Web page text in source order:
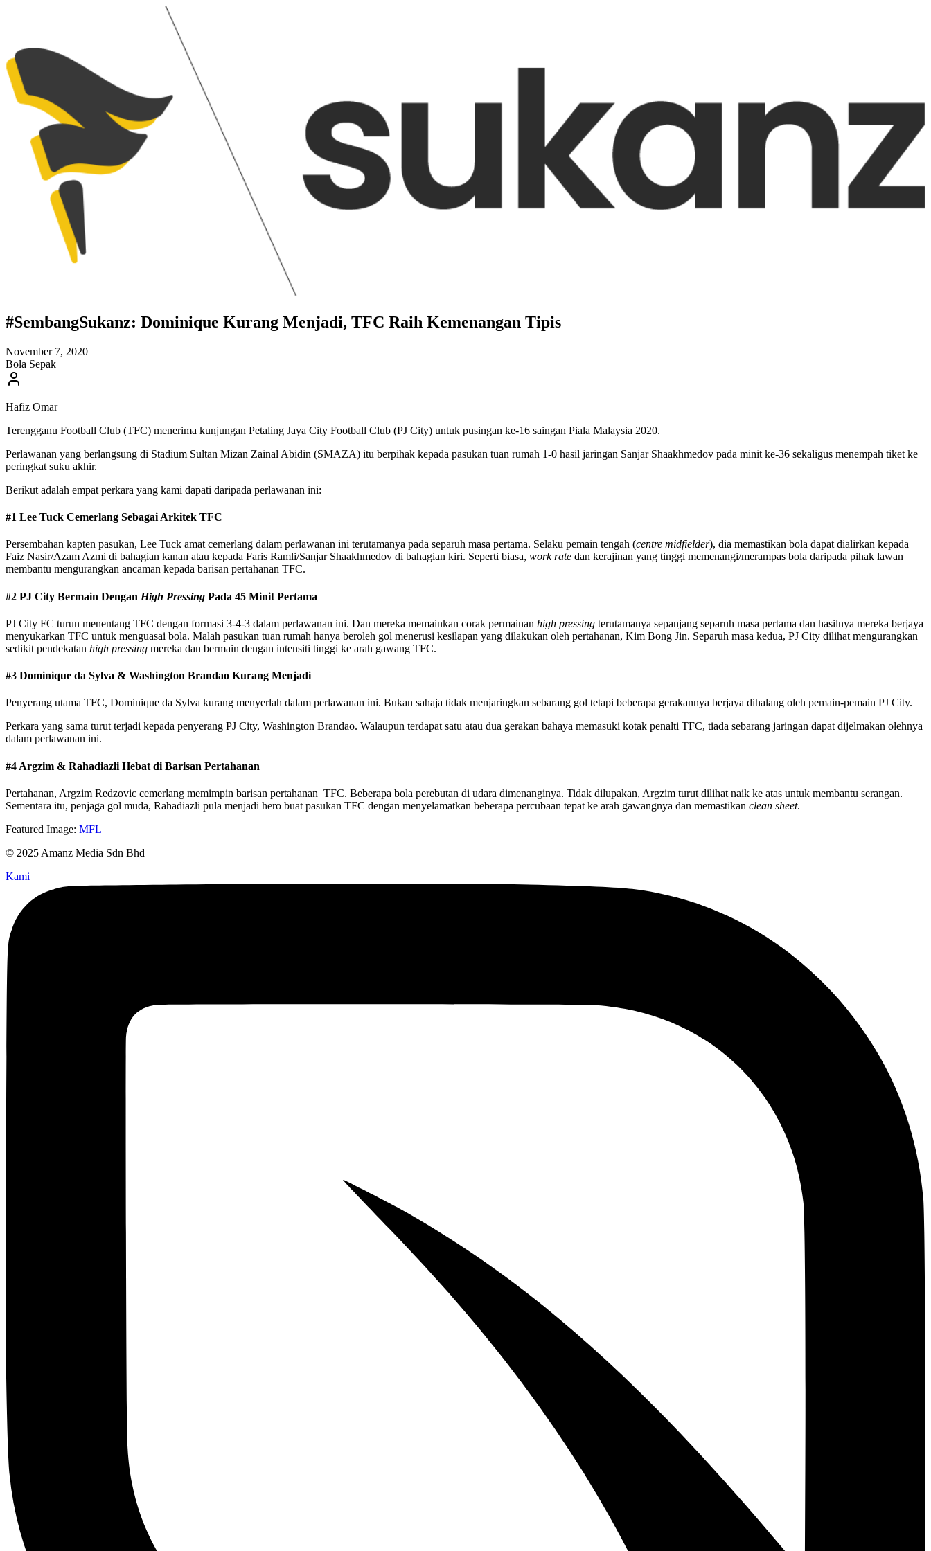
#SembangSukanz: Dominique Kurang Menjadi, TFC Raih Kemenangan Tipis
November 7, 2020
Bola Sepak
Hafiz Omar
Terengganu Football Club (TFC) menerima kunjungan Petaling Jaya City Football Club (PJ City) untuk pusingan ke-16 saingan Piala Malaysia 2020.
Perlawanan yang berlangsung di Stadium Sultan Mizan Zainal Abidin (SMAZA) itu berpihak kepada pasukan tuan rumah 1-0 hasil jaringan Sanjar Shaakhmedov pada minit ke-36 sekaligus menempah tiket ke
peringkat suku akhir.
Berikut adalah empat perkara yang kami dapati daripada perlawanan ini:
#1 Lee Tuck Cemerlang Sebagai Arkitek TFC
Persembahan kapten pasukan, Lee Tuck amat cemerlang dalam perlawanan ini terutamanya pada separuh masa pertama. Selaku pemain tengah (centre midfielder), dia memastikan bola dapat dialirkan kepada
Faiz Nasir/Azam Azmi di bahagian kanan atau kepada Faris Ramli/Sanjar Shaakhmedov di bahagian kiri. Seperti biasa, work rate dan kerajinan yang tinggi memenangi/merampas bola daripada pihak lawan
membantu mengurangkan ancaman kepada barisan pertahanan TFC.
#2 PJ City Bermain Dengan High Pressing Pada 45 Minit Pertama
PJ City FC turun menentang TFC dengan formasi 3-4-3 dalam perlawanan ini. Dan mereka memainkan corak permainan high pressing terutamanya sepanjang separuh masa pertama dan hasilnya mereka berjaya
menyukarkan TFC untuk menguasai bola. Malah pasukan tuan rumah hanya beroleh gol menerusi kesilapan yang dilakukan oleh pertahanan, Kim Bong Jin. Separuh masa kedua, PJ City dilihat mengurangkan
sedikit pendekatan high pressing mereka dan bermain dengan intensiti tinggi ke arah gawang TFC.
#3 Dominique da Sylva & Washington Brandao Kurang Menjadi
Penyerang utama TFC, Dominique da Sylva kurang menyerlah dalam perlawanan ini. Bukan sahaja tidak menjaringkan sebarang gol tetapi beberapa gerakannya berjaya dihalang oleh pemain-pemain PJ City.
Perkara yang sama turut terjadi kepada penyerang PJ City, Washington Brandao. Walaupun terdapat satu atau dua gerakan bahaya memasuki kotak penalti TFC, tiada sebarang jaringan dapat dijelmakan olehnya
dalam perlawanan ini.
#4 Argzim & Rahadiazli Hebat di Barisan Pertahanan
Pertahanan, Argzim Redzovic cemerlang memimpin barisan pertahanan TFC. Beberapa bola perebutan di udara dimenanginya. Tidak dilupakan, Argzim turut dilihat naik ke atas untuk membantu serangan.
Sementara itu, penjaga gol muda, Rahadiazli pula menjadi hero buat pasukan TFC dengan menyelamatkan beberapa percubaan tepat ke arah gawangnya dan memastikan clean sheet.
Featured Image: MFL
© 2025 Amanz Media Sdn Bhd
Kami